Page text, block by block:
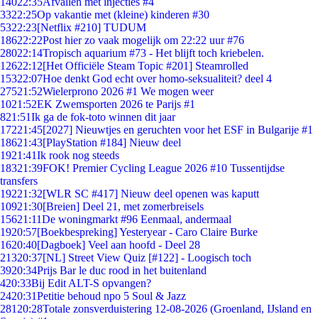
3322:25Op vakantie met (kleine) kinderen #30
5322:23[Netflix #210] TUDUM
18622:22Post hier zo vaak mogelijk om 22:22 uur #76
28022:14Tropisch aquarium #73 - Het blijft toch kriebelen.
12622:12[Het Officiële Steam Topic #201] Steamrolled
15322:07Hoe denkt God echt over homo-seksualiteit? deel 4
27521:52Wielerprono 2026 #1 We mogen weer
1021:52EK Zwemsporten 2026 te Parijs #1
821:51Ik ga de fok-toto winnen dit jaar
17221:45[2027] Nieuwtjes en geruchten voor het ESF in Bulgarije #1
18621:43[PlayStation #184] Nieuw deel
1921:41Ik rook nog steeds
18321:39FOK! Premier Cycling League 2026 #10 Tussentijdse
transfers
19221:32[WLR SC #417] Nieuw deel openen was kaputt
10921:30[Breien] Deel 21, met zomerbreisels
15621:11De woningmarkt #96 Eenmaal, andermaal
1920:57[Boekbespreking] Yesteryear - Caro Claire Burke
1620:40[Dagboek] Veel aan hoofd - Deel 28
21320:37[NL] Street View Quiz [#122] - Loogisch toch
3920:34Prijs Bar le duc rood in het buitenland
420:33Bij Edit ALT-S opvangen?
2420:31Petitie behoud npo 5 Soul & Jazz
281 20:28Totale zonsverduistering 12-08-2026 (Groenland, IJsland en